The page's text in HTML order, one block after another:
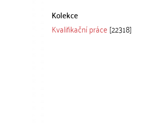
Kolekce
Kvalifikační práce [22318]